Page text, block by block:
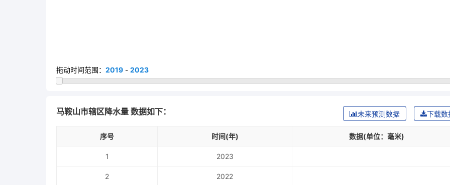
拖动时间范围： 2019 - 2023
马鞍山市辖区降水量 数据如下： 下载数
未来预测数据
序号 时间(年) 数据(单位：毫米)
1 2023
2 2022